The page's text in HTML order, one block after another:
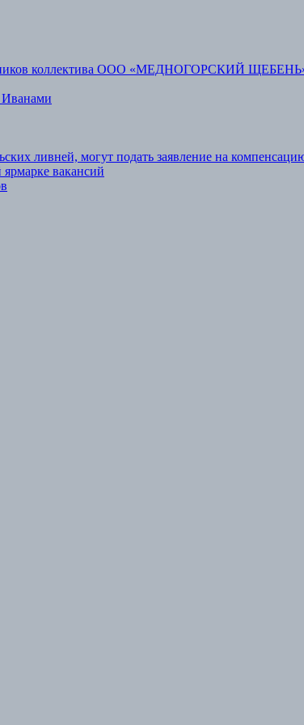
коллектива ООО «МЕДНОГОРСКИЙ
ливней, могут подать заявление на
вакансий